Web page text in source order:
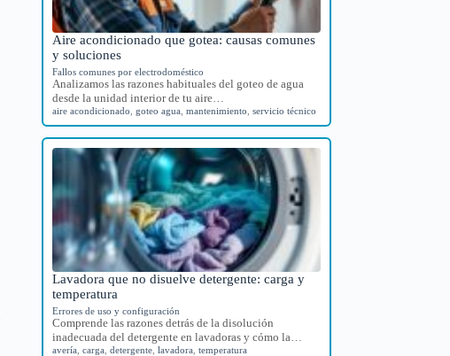
Aire acondicionado que gotea: causas comunes
y soluciones
Fallos comunes por electrodoméstico
Analizamos las razones habituales del goteo de agua
desde la unidad interior de tu aire…
aire acondicionado ,goteo agua ,mantenimiento ,servicio técnico
Lavadora que no disuelve detergente: carga y
temperatura
Errores de uso y configuración
Comprende las razones detrás de la disolución
inadecuada del detergente en lavadoras y cómo la…
avería ,carga ,detergente ,lavadora ,temperatura